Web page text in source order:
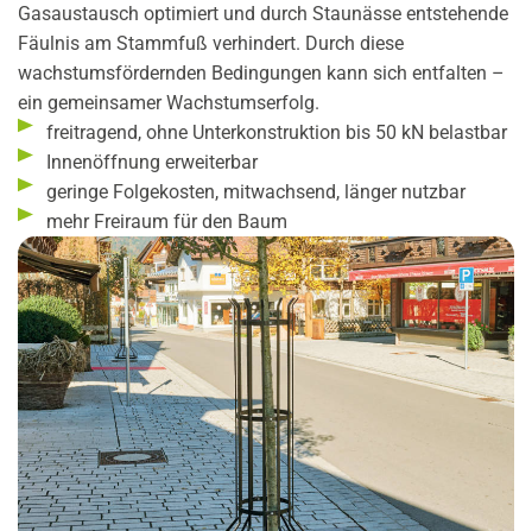
Gasaustausch optimiert und durch Staunässe entstehende
Fäulnis am Stammfuß verhindert. Durch diese
wachstumsfördernden Bedingungen kann sich entfalten –
ein gemeinsamer Wachstumserfolg.
freitragend, ohne Unterkonstruktion bis 50 kN belastbar
Innenöffnung erweiterbar
geringe Folgekosten, mitwachsend, länger nutzbar
mehr Freiraum für den Baum